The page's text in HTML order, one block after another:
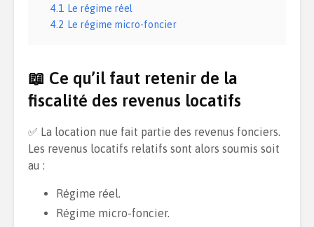
4.1
Le régime réel
4.2 Le régime micro-foncier
📖 Ce qu’il faut retenir de la
fiscalité des revenus locatifs
✅ La location nue fait partie des revenus fonciers.
Les revenus locatifs relatifs sont alors soumis soit
au :
Régime réel.
Régime micro-foncier.